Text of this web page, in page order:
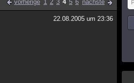
vorherige 1 2 3 4 5 6 nächste
22.08.2005 um 23:36